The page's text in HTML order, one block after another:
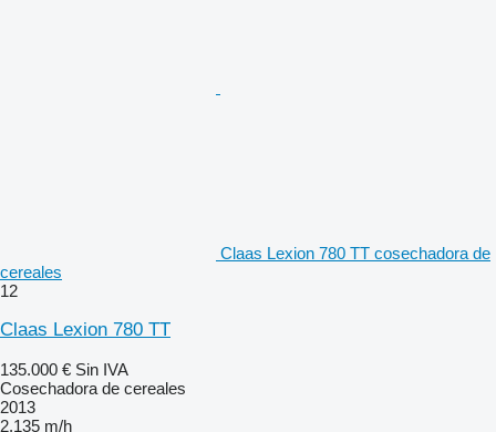
Claas Lexion 780 TT cosechadora de
cereales
12
Claas Lexion 780 TT
135.000 € Sin IVA
Cosechadora de cereales
2013
2.135 m/h